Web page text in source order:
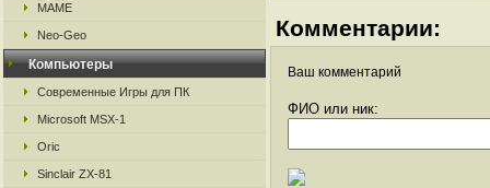
MAME
Neo-Geo
Компьютеры
Современные Игры для ПК
Microsoft MSX-1
Oric
Sinclair ZX-81
Комментарии:
Ваш комментарий
ФИО или ник: